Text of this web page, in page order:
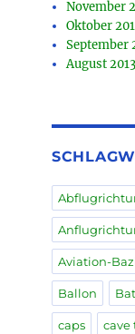
November
Oktober
September
August 2013
Aviation-
Ballon
caps cave